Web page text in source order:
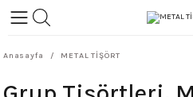
Geri Dön
ROCK
Geri Dön
Anasayfa METAL TİŞÖRT